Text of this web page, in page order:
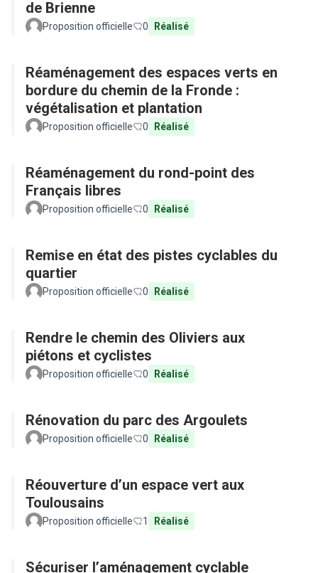
de Brienne
Proposition officielle 0 Réalisé
Réaménagement des espaces verts en
bordure du chemin de la Fronde :
végétalisation et plantation
Proposition officielle 0 Réalisé
Réaménagement du rond-point des
Français libres
Proposition officielle 0 Réalisé
Remise en état des pistes cyclables du
quartier
Proposition officielle 0 Réalisé
Rendre le chemin des Oliviers aux
piétons et cyclistes
Proposition officielle 0 Réalisé
Rénovation du parc des Argoulets
Proposition officielle 0 Réalisé
Réouverture d’un espace vert aux
Toulousains
Proposition officielle 1 Réalisé
Sécuriser l’aménagement cyclable